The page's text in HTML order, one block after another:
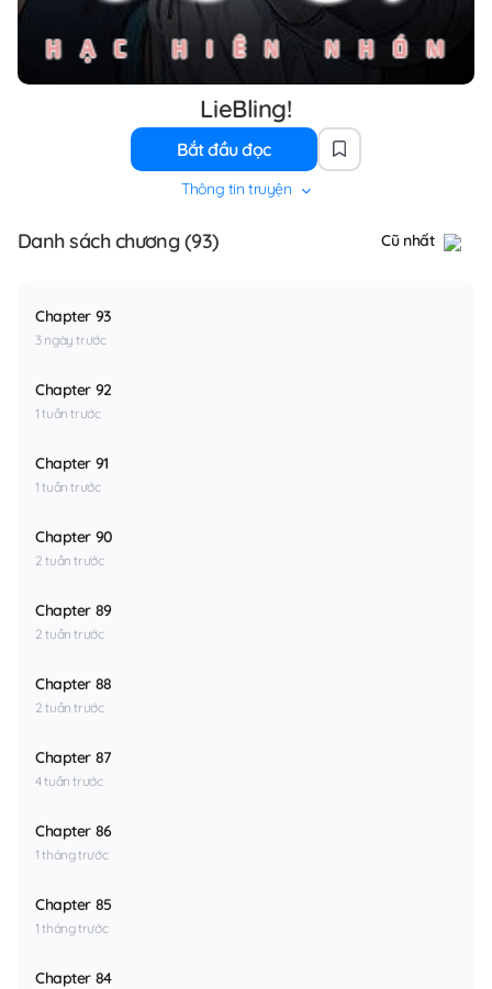
LieBling!
Bắt đầu đọc
Thông tin truyện
Danh sách chương (93) Cũ nhất
Chapter 93
3 ngày trước
Chapter 92
1 tuần trước
Chapter 91
1 tuần trước
Chapter 90
2 tuần trước
Chapter 89
2 tuần trước
Chapter 88
2 tuần trước
Chapter 87
4 tuần trước
Chapter 86
1 tháng trước
Chapter 85
1 tháng trước
Chapter 84